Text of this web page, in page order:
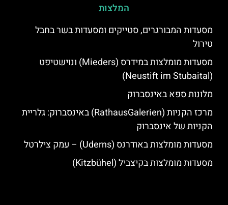
המלצות
מסעדות המבורגרים, סטייקים ומסעדות בשר בחבל
טירול
מסעדות מומלצות במידרס (Mieders) ונוישטיפט
(Neustift im Stubaital)
מלונות ספא באינסברוק
מרכז הקניות (RathausGalerien) באינסברוק: גלריית
הקניות של אינסברוק
מסעדות מומלצות באודרנס (Uderns) – עמק צילרטל
מסעדות מומלצות בקיצביל (Kitzbühel)